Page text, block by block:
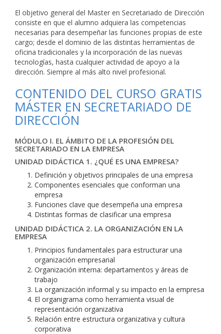
El objetivo general del Master en Secretariado de Dirección
consiste en que el alumno adquiera las competencias
necesarias para desempeñar las funciones propias de este
cargo; desde el dominio de las distintas herramientas de
oficina tradicionales y la incorporación de las nuevas
tecnologías, hasta cualquier actividad de apoyo a la
dirección. Siempre al más alto nivel profesional.
CONTENIDO DEL CURSO GRATIS
MÁSTER EN SECRETARIADO DE
DIRECCIÓN
MÓDULO I. EL ÁMBITO DE LA PROFESIÓN DEL
SECRETARIADO EN LA EMPRESA
UNIDAD DIDÁCTICA 1. ¿QUÉ ES UNA EMPRESA?
Definición y objetivos principales de una empresa
Componentes esenciales que conforman una
empresa
Funciones clave que desempeña una empresa
Distintas formas de clasificar una empresa
UNIDAD DIDÁCTICA 2. LA ORGANIZACIÓN EN LA
EMPRESA
Principios fundamentales para estructurar una
organización empresarial
Organización interna: departamentos y áreas de
trabajo
La organización informal y su impacto en la empresa
El organigrama como herramienta visual de
representación organizativa
Relación entre estructura organizativa y cultura
corporativa